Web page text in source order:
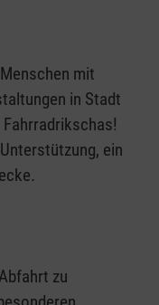
mit
in Stadt
ein
zu